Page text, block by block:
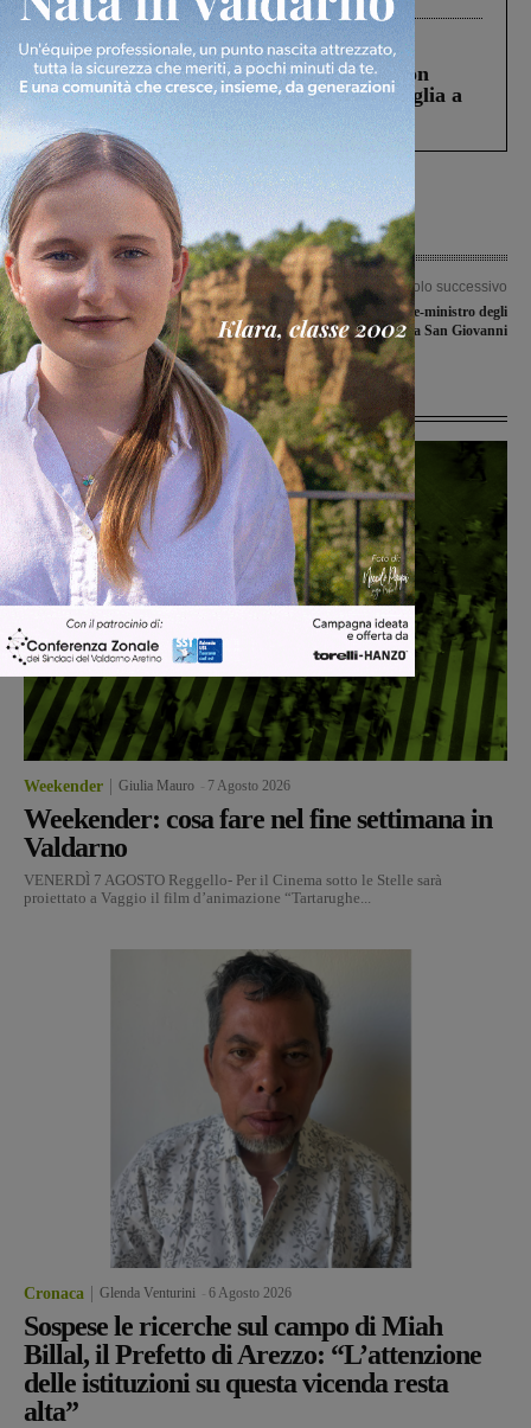
Cronaca 3 Agosto 2026
Scomparso da una struttura di Castiglion
Fiorentino l’uomo che aveva ucciso la figlia a
Levane nel 2020
Articolo precedente
Incontro con i candidati Pd al
consiglio regionale
Articolo successivo
Vito Crimi, M5S, vice-ministro degli
Interni, a San Giovanni
Ultime Notizie
Weekender Giulia Mauro 7 Agosto 2026
Weekender: cosa fare nel fine settimana in
Valdarno
VENERDÌ 7 AGOSTO Reggello- Per il Cinema sotto le Stelle sarà
proiettato a Vaggio il film d’animazione “Tartarughe...
Cronaca Glenda Venturini 6 Agosto 2026
Sospese le ricerche sul campo di Miah
Billal, il Prefetto di Arezzo: “L’attenzione
delle istituzioni su questa vicenda resta
alta”